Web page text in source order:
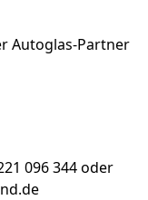
Autoglas-Partner
096 344 oder